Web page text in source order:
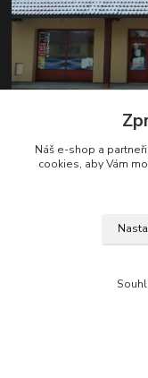
Kontakty
Náš e-shop a
cookies, aby Vám